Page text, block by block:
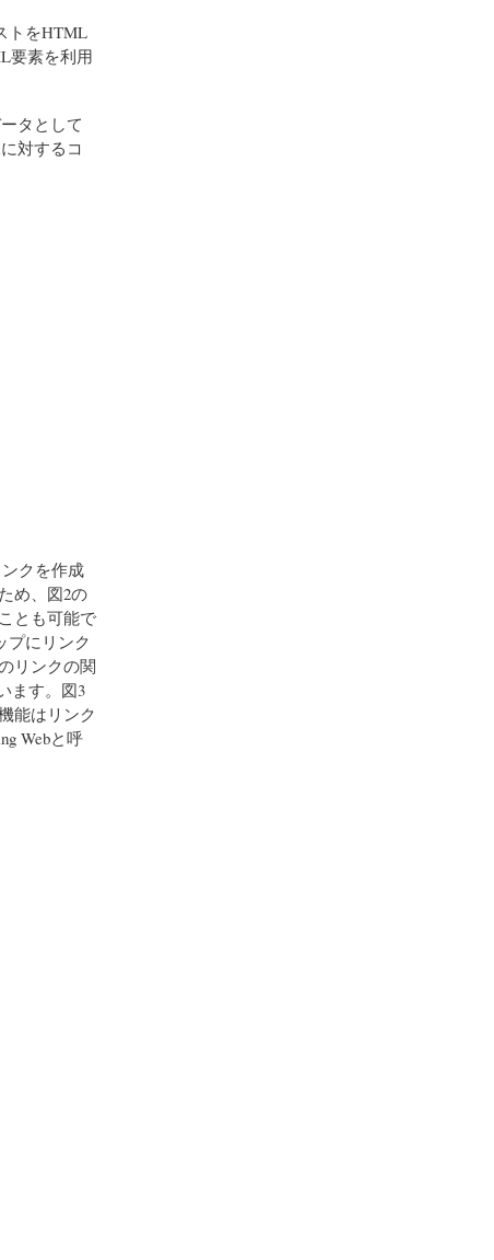
トをHTML
要素を利用
タとして
対するコ
クを作成
め、図2の
とも可能で
プにリンク
リンクの関
ます。図3
能はリンク
Webと呼